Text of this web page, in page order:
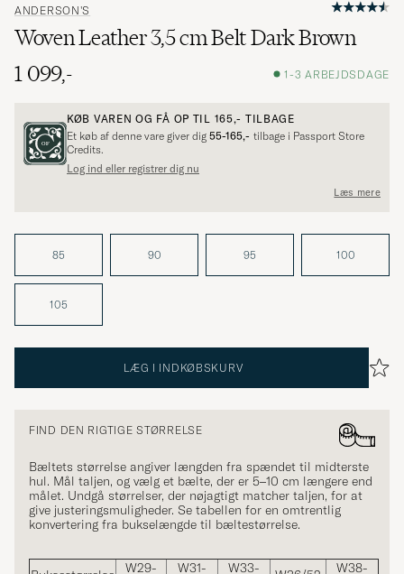
ANDERSON'S
Woven Leather 3,5 cm Belt Dark Brown
1 099,-
1-3 ARBEJDSDAGE
KØB VAREN OG FÅ OP TIL 165,- TILBAGE
Et køb af denne vare giver dig 55-165,- tilbage i Passport Store
Credits.
Log ind eller registrer dig nu
Læs mere
85 90 95 100
105
LÆG I INDKØBSKURV
FIND DEN RIGTIGE STØRRELSE
Bæltets størrelse angiver længden fra spændet til midterste
hul. Mål taljen, og vælg et bælte, der er 5–10 cm længere end
målet. Undgå størrelser, der nøjagtigt matcher taljen, for at
give justeringsmuligheder. Se tabellen for en omtrentlig
konvertering fra bukselængde til bæltestørrelse.
W29-
W31-
W33-
W38-